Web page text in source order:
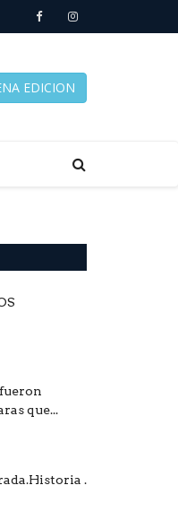
EDICION
que...
.